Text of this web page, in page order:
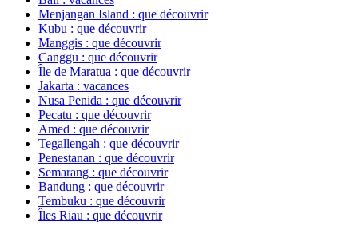
Menjangan Island : que découvrir
Kubu : que découvrir
Manggis : que découvrir
Canggu : que découvrir
Île de Maratua : que découvrir
Jakarta : vacances
Nusa Penida : que découvrir
Pecatu : que découvrir
Amed : que découvrir
Tegallengah : que découvrir
Penestanan : que découvrir
Semarang : que découvrir
Bandung : que découvrir
Tembuku : que découvrir
Îles Riau : que découvrir